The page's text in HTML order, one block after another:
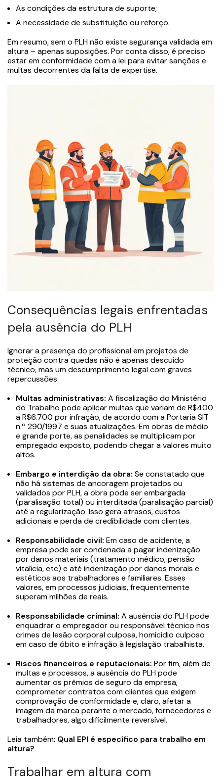
As condições da estrutura de suporte;
A necessidade de substituição ou reforço.
Em resumo, sem o PLH não existe segurança validada em
altura – apenas suposições. Por conta disso, é preciso
estar em conformidade com a lei para evitar sanções e
multas decorrentes da falta de expertise.
Consequências legais enfrentadas
pela ausência do PLH
Ignorar a presença do profissional em projetos de
proteção contra quedas não é apenas descuido
técnico, mas um descumprimento legal com graves
repercussões.
Multas administrativas: A fiscalização do Ministério
do Trabalho pode aplicar multas que variam de R$400
a R$6.700 por infração, de acordo com a Portaria SIT
n.º 290/1997 e suas atualizações. Em obras de médio
e grande porte, as penalidades se multiplicam por
empregado exposto, podendo chegar a valores muito
altos.
Embargo e interdição da obra: Se constatado que
não há sistemas de ancoragem projetados ou
validados por PLH, a obra pode ser embargada
(paralisação total) ou interditada (paralisação parcial)
até a regularização. Isso gera atrasos, custos
adicionais e perda de credibilidade com clientes.
Responsabilidade civil: Em caso de acidente, a
empresa pode ser condenada a pagar indenização
por danos materiais (tratamento médico, pensão
vitalícia, etc) e até indenização por danos morais e
estéticos aos trabalhadores e familiares. Esses
valores, em processos judiciais, frequentemente
superam milhões de reais.
Responsabilidade criminal: A ausência do PLH pode
enquadrar o empregador ou responsável técnico nos
crimes de lesão corporal culposa, homicídio culposo
em caso de óbito e infração à legislação trabalhista.
Riscos financeiros e reputacionais: Por fim, além de
multas e processos, a ausência do PLH pode
aumentar os prêmios de seguro da empresa,
comprometer contratos com clientes que exigem
comprovação de conformidade e, claro, afetar a
imagem da marca perante o mercado, fornecedores e
trabalhadores, algo dificilmente reversível.
Leia também: Qual EPI é específico para trabalho em
altura?
Trabalhar em altura com